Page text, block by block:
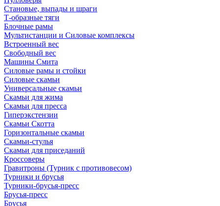
Становые, выпады и шраги
Т-образные тяги
Блочные рамы
Мультистанции и Силовые комплексы
Встроенный вес
Свободный вес
Машины Смита
Силовые рамы и стойки
Силовые скамьи
Универсальные скамьи
Скамьи для жима
Скамьи для пресса
Гиперэкстензии
Скамьи Скотта
Горизонтальные скамьи
Скамьи-стулья
Скамьи для приседаний
Кроссоверы
Гравитроны (Турник с противовесом)
Турники и брусья
Турники-брусья-пресс
Брусья-пресс
Брусья